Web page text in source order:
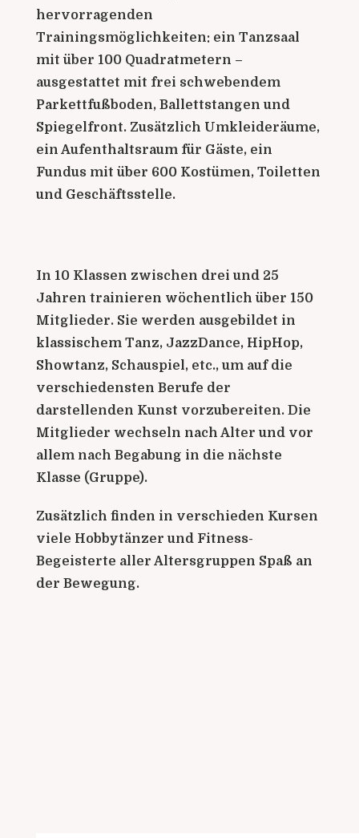
hervorragenden
Trainingsmöglichkeiten: ein Tanzsaal
mit über 100 Quadratmetern –
ausgestattet mit frei schwebendem
Parkettfußboden, Ballettstangen und
Spiegelfront. Zusätzlich Umkleideräume,
ein Aufenthaltsraum für Gäste, ein
Fundus mit über 600 Kostümen, Toiletten
und Geschäftsstelle.
In 10 Klassen zwischen drei und 25
Jahren trainieren wöchentlich über 150
Mitglieder. Sie werden ausgebildet in
klassischem Tanz, JazzDance, HipHop,
Showtanz, Schauspiel, etc., um auf die
verschiedensten Berufe der
darstellenden Kunst vorzubereiten. Die
Mitglieder wechseln nach Alter und vor
allem nach Begabung in die nächste
Klasse (Gruppe).
Zusätzlich finden in verschieden Kursen
viele Hobbytänzer und Fitness-
Begeisterte aller Altersgruppen Spaß an
der Bewegung.